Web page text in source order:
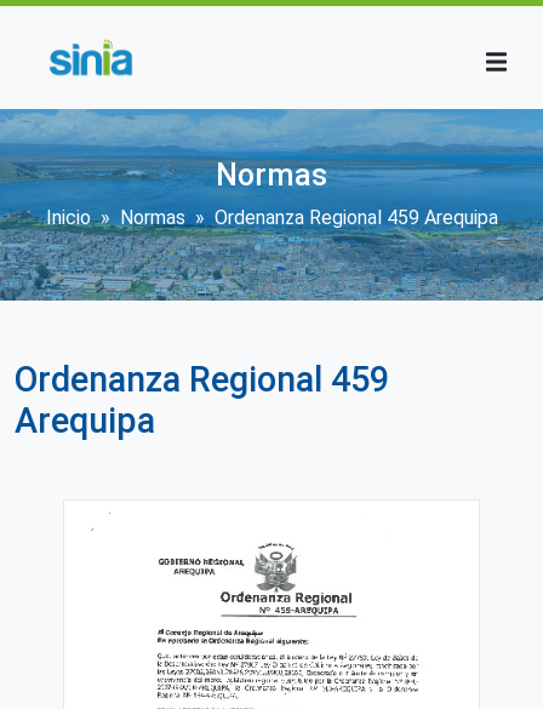
Normas
Sobrescribir enlaces de ayuda a la
Inicio Normas Ordenanza Regional 459 Arequipa
Ordenanza Regional 459
Arequipa